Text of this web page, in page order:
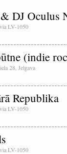
DJ Oculus
LV-1050
(indie
iela 28, Jelgava
Republika
LV-1050
LV-1050